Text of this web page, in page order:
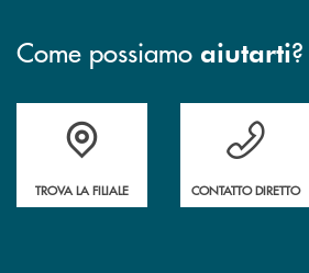
Come possiamo aiutarti?
Accedi all' elenco completo delle filiali .
TROVA LA FILIALE
Hai bisogno di
CONTATTO DIRETTO